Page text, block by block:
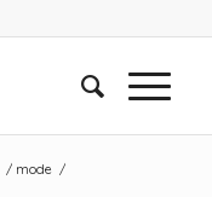
/ mode /